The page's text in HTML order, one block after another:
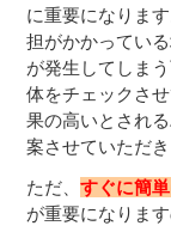
に重要になりま
担がかかってい
が発生してしま
体をチェックさ
果の高いとされ
案させていただき
ただ、すぐに簡
が重要になりま